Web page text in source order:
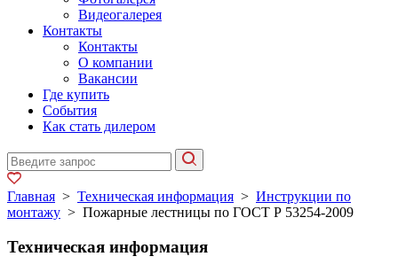
Видеогалерея
Контакты
Контакты
О компании
Вакансии
Где купить
События
Как стать дилером
Главная > Техническая информация > Инструкции по
монтажу > Пожарные лестницы по ГОСТ Р 53254-2009
Техническая информация